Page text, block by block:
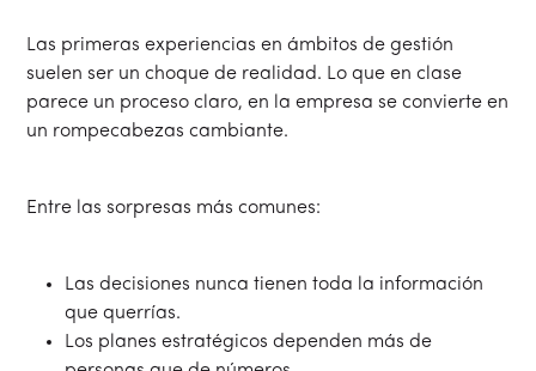
Las primeras experiencias en ámbitos de gestión
suelen ser un choque de realidad. Lo que en clase
parece un proceso claro, en la empresa se convierte en
un rompecabezas cambiante.
Entre las sorpresas más comunes:
Las decisiones nunca tienen toda la información
que querrías.
Los planes estratégicos dependen más de